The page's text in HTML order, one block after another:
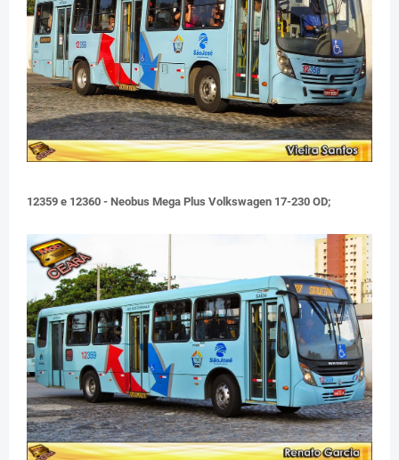
12359 e 12360 - Neobus Mega Plus Volkswagen 17-230 OD;